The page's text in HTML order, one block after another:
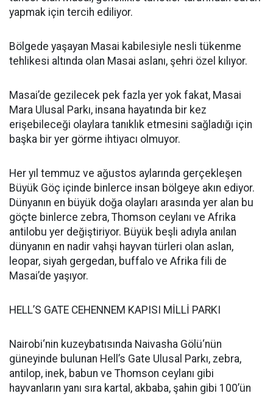
yapmak için tercih ediliyor.
Bölgede yaşayan Masai kabilesiyle nesli tükenme
tehlikesi altında olan Masai aslanı, şehri özel kılıyor.
Masai’de gezilecek pek fazla yer yok fakat, Masai
Mara Ulusal Parkı, insana hayatında bir kez
erişebileceği olaylara tanıklık etmesini sağladığı için
başka bir yer görme ihtiyacı olmuyor.
Her yıl temmuz ve ağustos aylarında gerçekleşen
Büyük Göç içinde binlerce insan bölgeye akın ediyor.
Dünyanın en büyük doğa olayları arasında yer alan bu
göçte binlerce zebra, Thomson ceylanı ve Afrika
antilobu yer değiştiriyor. Büyük beşli adıyla anılan
dünyanın en nadir vahşi hayvan türleri olan aslan,
leopar, siyah gergedan, buffalo ve Afrika fili de
Masai’de yaşıyor.
HELL’S GATE CEHENNEM KAPISI MİLLİ PARKI
Nairobi‘nin kuzeybatısında Naivasha Gölü‘nün
güneyinde bulunan Hell’s Gate Ulusal Parkı, zebra,
antilop, inek, babun ve Thomson ceylanı gibi
hayvanların yanı sıra kartal, akbaba, şahin gibi 100’ün